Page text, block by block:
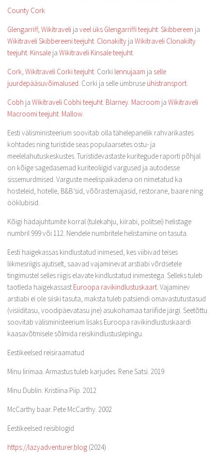
County Cork
Glengarriff, Wikitraveli ja veel üks Glengarriffi teejuht. Skibbereen ja
Wikitraveli Skibbereeni teejuht. Clonakilty ja Wikitraveli Clonakilty
teejuht. Kinsale ja Wikitraveli Kinsale teejuht.
Cork, Wikitraveli Corki teejuht. Corki lennujaam ja selle
juurdepääsuvõimalused. Corki ja selle ümbruse ühistransport.
Cobh ja Wikitraveli Cobhi teejuht. Blarney. Macroom ja Wikitraveli
Macroomi teejuht. Mallow.
Eesti välisministeerium soovitab olla tähelepanelik rahvarikastes
kohtades ning turistide seas populaarsetes ostu- ja
meelelahutuskeskustes. Turistidevastaste kuritegude raporti põhjal
on kõige sagedasemad kuriteoliigid vargused ja autodesse
sissemurdmised. Varguste meelispaikadena on nimetatud ka
hosteleid, hotelle, B&B’sid, võõrastemajasid, restorane, baare ning
ööklubisid.
Kõigi hädajuhtumite korral (tulekahju, kiirabi, politsei) helistage
numbril 999 või 112. Nendele numbritele helistamine on tasuta.
Eesti haigekassas kindlustatud inimesed, kes viibivad teises
liikmesriigis ajutiselt, saavad vajaminevat arstiabi võrdsetele
tingimustel selles riigis elavate kindlustatud inimestega. Selleks tuleb
taotleda haigekassast Euroopa ravikindlustuskaart. Vajaminev
arstiabi ei ole siiski tasuta, maksta tuleb patsiendi omavastutustasud
(visiiditasu, voodipäevatasu jne) asukohamaa tariifide järgi. Seetõttu
soovitab välisministeerium lisaks Euroopa ravikindlustuskaardi
kaasavõtmisele sõlmida reisikindlustuslepingu.
Eestikeelsed reisiraamatud
Minu Iirimaa. Armastus tuleb karjudes. Rene Satsi. 2019
Minu Dublin. Kristiina Piip. 2012
McCarthy baar. Pete McCarthy. 2002
Eestikeelsed reisiblogid
https://lazyadventurer.blog (2024)